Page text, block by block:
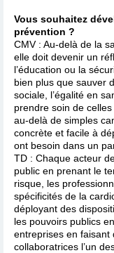
Vous souhaitez
prévention ?
CMV : Au-delà de la
elle doit devenir un
l’éducation ou la
bien plus que sauver
sociale, l’égalité en
prendre soin de
au-delà de simples
concrète et facile à
ont besoin dans un
TD : Chaque acteur
public en prenant le
risque, les
spécificités de la
déployant des
les pouvoirs publics
entreprises en faisant
collaboratrices l’un